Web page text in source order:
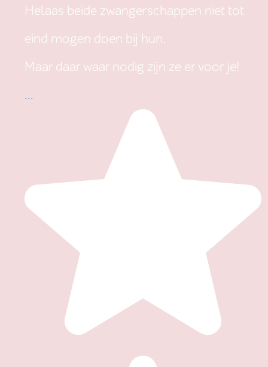
Helaas beide zwangerschappen niet tot
eind mogen doen bij hun.
Maar daar waar nodig zijn ze er voor je!
...